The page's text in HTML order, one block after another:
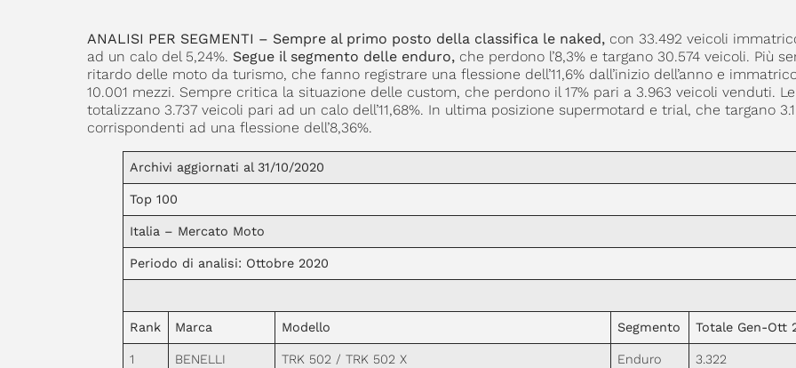
ANALISI PER SEGMENTI – Sempre al primo posto della classifica le naked, con 33.492 veicoli
ad un calo del 5,24%. Segue il segmento delle enduro, che perdono l’8,3% e targano 30.574 veicoli. Più
ritardo delle moto da turismo, che fanno registrare una flessione dell’11,6% dall’inizio dell’anno e
10.001 mezzi. Sempre critica la situazione delle custom, che perdono il 17% pari a 3.963 veicoli venduti.
totalizzano 3.737 veicoli pari ad un calo dell’11,68%. In ultima posizione supermotard e trial, che targano
corrispondenti ad una flessione dell’8,36%.
Archivi aggiornati al 31/10/2020
Top 100
Italia – Mercato Moto
Periodo di analisi: Ottobre 2020
Rank Marca Modello Segmento Totale Gen-Ott
1 BENELLI TRK 502 / TRK 502 X Enduro 3.322